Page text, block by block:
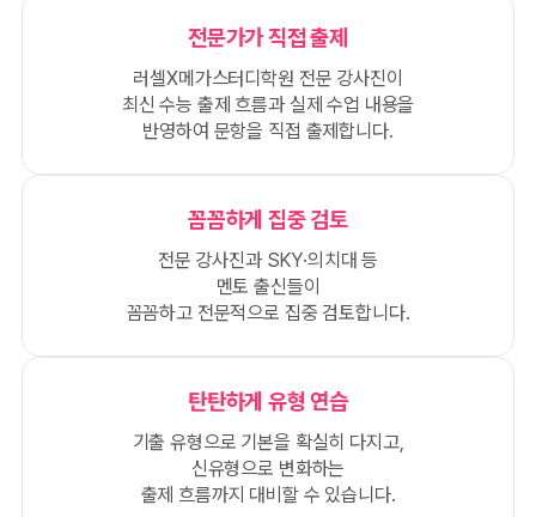
전문가가 직접 출제
러셀X메가스터디학원 전문 강사진이
최신 수능 출제 흐름과 실제 수업 내용을
반영하여 문항을 직접 출제합니다.
꼼꼼하게 집중 검토
전문 강사진과 SKY·의치대 등
멘토 출신들이
꼼꼼하고 전문적으로 집중 검토합니다.
탄탄하게 유형 연습
기출 유형으로 기본을 확실히 다지고,
신유형으로 변화하는
출제 흐름까지 대비할 수 있습니다.